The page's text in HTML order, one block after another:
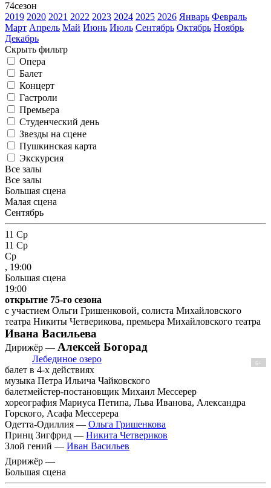
74сезон
2019 2020 2021 2022 2023 2024 2025 2026 Январь Февраль
Март Апрель Май Июнь Июль Сентябрь Октябрь Ноябрь
Декабрь
Скрыть фильтр
Опера
Балет
Концерт
Гастроли
Премьера
Студенческий день
Звезды на сцене
Пушкинская карта
Экскурсия
Все залы
Все залы
Большая сцена
Малая сцена
Сентябрь
11 Ср
11 Ср
Ср
, 19:00
Большая сцена
19:00
открытие 75-го сезона
с участием Ольги Гришенковой, солиста Михайловского
театра Никиты Четверикова, премьера Михайловского театра
Ивана Васильева
Дирижёр — Алексей Богорад
Лебединое озеро 6+
балет в 4-х действиях
музыка Петра Ильича Чайковского
балетмейстер-постановщик Михаил Мессерер
хореография Мариуса Петипа, Льва Иванова, Александра
Горского, Асафа Мессерера
Одетта-Одиллия — Ольга Гришенкова
Принц Зигфрид — Никита Четвериков
Злой гений — Иван Васильев
Дирижёр —
Большая сцена